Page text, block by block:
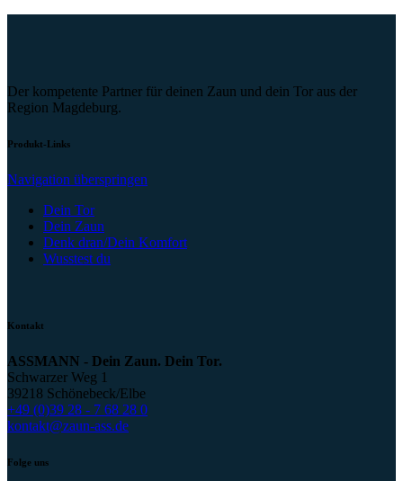
Der kompetente Partner für deinen Zaun und dein Tor aus der
Region Magdeburg.
Produkt-Links
Navigation überspringen
Dein Tor
Dein Zaun
Denk dran/Dein Komfort
Wusstest du
Kontakt
ASSMANN - Dein Zaun. Dein Tor.
Schwarzer Weg 1
39218 Schönebeck/Elbe
+49 (0)39 28 - 7 68 28 0
kontakt@zaun-ass.de
Folge uns